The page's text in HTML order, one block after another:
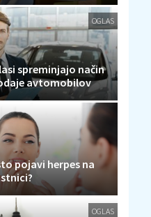
OGLAS
spreminjajo način
avtomobilov
pojavi herpes na
OGLAS